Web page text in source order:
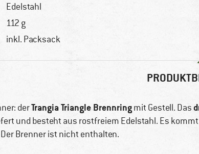
Edelstahl
112 g
inkl. Packsack
derTrangia Triangle Brennringmit Gestell. Das
und besteht aus rostfreiem Edelstahl. Es
Brenner ist nicht enthalten.